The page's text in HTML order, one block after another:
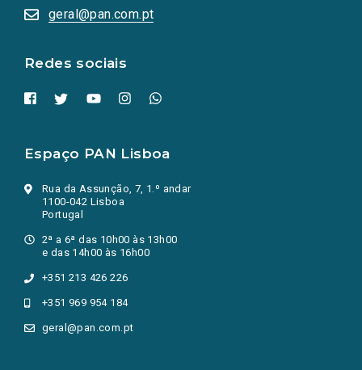
geral@pan.com.pt
Redes sociais
numa
nova
Espaço PAN Lisboa
Rua da Assunção, 7, 1.º andar
1100-042 Lisboa
Portugal
2ª a 6ª das 10h00 às 13h00
e das 14h00 às 16h00
+351 213 426 226
+351 969 954 184
geral@pan.com.pt